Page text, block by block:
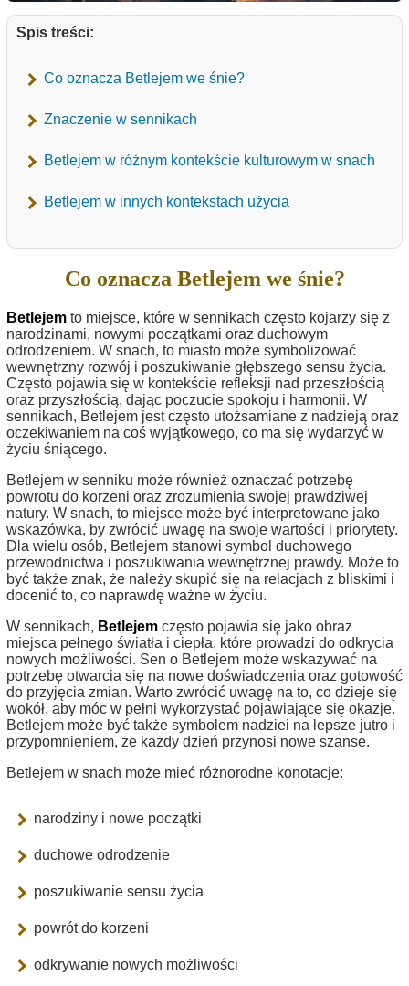
Spis treści:
Co oznacza Betlejem we śnie?
Znaczenie w sennikach
Betlejem w różnym kontekście kulturowym w snach
Betlejem w innych kontekstach użycia
Co oznacza Betlejem we śnie?
Betlejem to miejsce, które w sennikach często kojarzy się z
narodzinami, nowymi początkami oraz duchowym
odrodzeniem. W snach, to miasto może symbolizować
wewnętrzny rozwój i poszukiwanie głębszego sensu życia.
Często pojawia się w kontekście refleksji nad przeszłością
oraz przyszłością, dając poczucie spokoju i harmonii. W
sennikach, Betlejem jest często utożsamiane z nadzieją oraz
oczekiwaniem na coś wyjątkowego, co ma się wydarzyć w
życiu śniącego.
Betlejem w senniku może również oznaczać potrzebę
powrotu do korzeni oraz zrozumienia swojej prawdziwej
natury. W snach, to miejsce może być interpretowane jako
wskazówka, by zwrócić uwagę na swoje wartości i priorytety.
Dla wielu osób, Betlejem stanowi symbol duchowego
przewodnictwa i poszukiwania wewnętrznej prawdy. Może to
być także znak, że należy skupić się na relacjach z bliskimi i
docenić to, co naprawdę ważne w życiu.
W sennikach, Betlejem często pojawia się jako obraz
miejsca pełnego światła i ciepła, które prowadzi do odkrycia
nowych możliwości. Sen o Betlejem może wskazywać na
potrzebę otwarcia się na nowe doświadczenia oraz gotowość
do przyjęcia zmian. Warto zwrócić uwagę na to, co dzieje się
wokół, aby móc w pełni wykorzystać pojawiające się okazje.
Betlejem może być także symbolem nadziei na lepsze jutro i
przypomnieniem, że każdy dzień przynosi nowe szanse.
Betlejem w snach może mieć różnorodne konotacje:
narodziny i nowe początki
duchowe odrodzenie
poszukiwanie sensu życia
powrót do korzeni
odkrywanie nowych możliwości